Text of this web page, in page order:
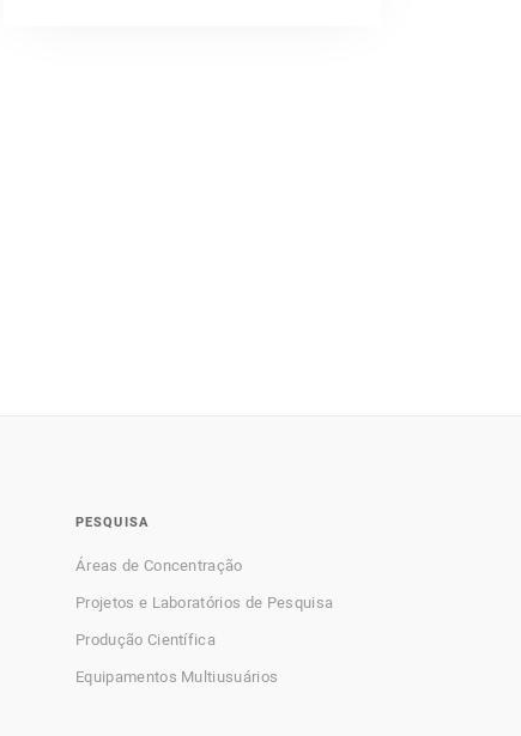
PESQUISA
Áreas de Concentração
Projetos e Laboratórios de Pesquisa
Produção Científica
Equipamentos Multiusuários